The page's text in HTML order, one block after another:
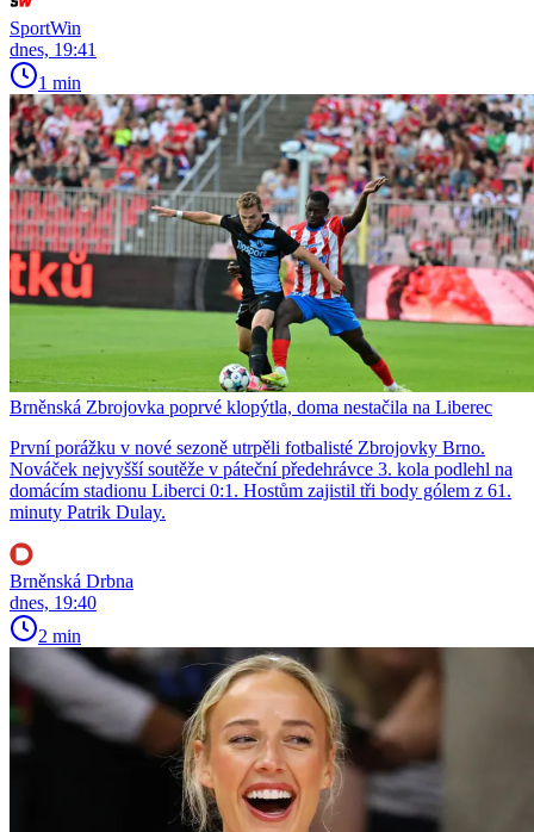
SportWin
dnes, 19:41
1 min
Brněnská Zbrojovka poprvé klopýtla, doma nestačila na Liberec
První porážku v nové sezoně utrpěli fotbalisté Zbrojovky Brno.
Nováček nejvyšší soutěže v páteční předehrávce 3. kola podlehl na
domácím stadionu Liberci 0:1. Hostům zajistil tři body gólem z 61.
minuty Patrik Dulay.
Brněnská Drbna
dnes, 19:40
2 min